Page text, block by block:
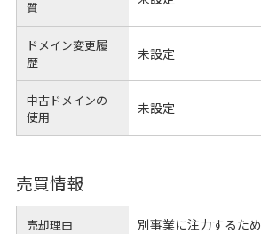
質
ドメイン変更履
歴
未設定
中古ドメインの
使用
未設定
売買情報
売却理由 別事業に注力するため